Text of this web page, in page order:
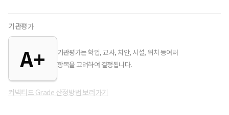
기관평가
A+
기관평가는 학업, 교사, 치안, 시설, 위치 등여러
항목을 고려하여 결정됩니다.
커넥티드 Grade 산정방법 보러가기